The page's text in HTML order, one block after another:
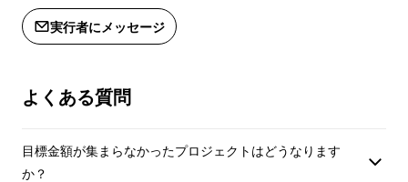
Type-CケーブルとHDMIケーブルを繋げるだ
ちなテレビ周りをスマートにします。
価格を設定しております。今後の製品
改善やご要望・ご感想などございまし
ご投稿いただけますと幸いです。
実行者にメッセージ
よくある質問
目標金額が集まらなかったプロジェクトはどうなります
か？